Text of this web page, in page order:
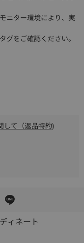
ニター環境により、実
をご確認ください。
して（返品特約)
ィネート